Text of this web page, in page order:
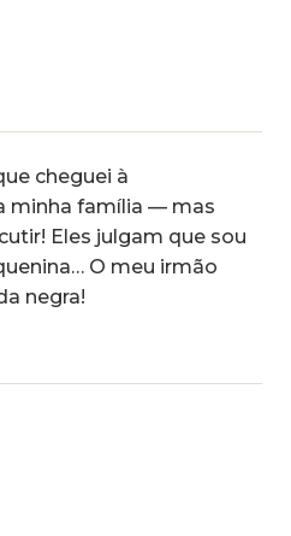
cheguei à
minha família — mas
Eles julgam que sou
O meu irmão
negra!